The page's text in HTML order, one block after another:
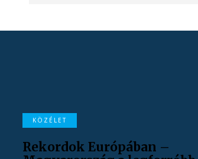
KÖZÉLET
Rekordok Európában –